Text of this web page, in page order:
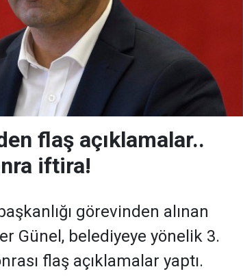
flaş açıklamalar..
iftira!
görevinden alınan
Günel, belediyeye yönelik 3.
flaş açıklamalar yaptı.